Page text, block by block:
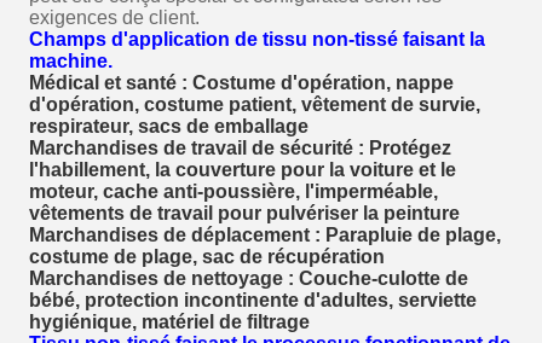
exigences de client.
Champs d'application de tissu non-tissé faisant la
machine.
Médical et santé : Costume d'opération, nappe
d'opération, costume patient, vêtement de survie,
respirateur, sacs de emballage
Marchandises de travail de sécurité : Protégez
l'habillement, la couverture pour la voiture et le
moteur, cache anti-poussière, l'imperméable,
vêtements de travail pour pulvériser la peinture
Marchandises de déplacement : Parapluie de plage,
costume de plage, sac de récupération
Marchandises de nettoyage : Couche-culotte de
bébé, protection incontinente d'adultes, serviette
hygiénique, matériel de filtrage